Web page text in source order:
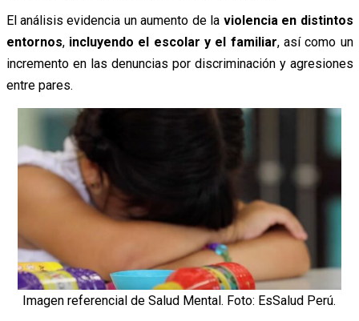
El análisis evidencia un aumento de la violencia en distintos
entornos, incluyendo el escolar y el familiar, así como un
incremento en las denuncias por discriminación y agresiones
entre pares.
Imagen referencial de Salud Mental. Foto: EsSalud Perú.